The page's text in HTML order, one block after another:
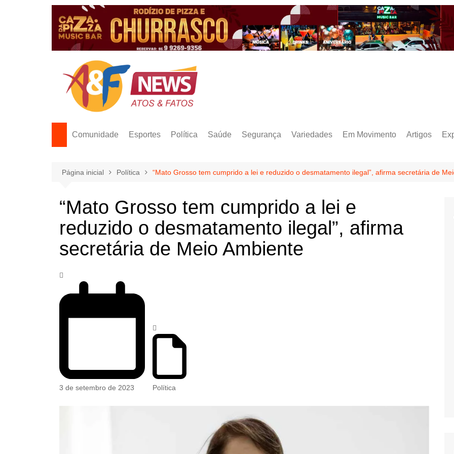
Comunidade Esportes Política Saúde Segurança Variedades Em Movimento Artigos
Página inicial Política “Mato Grosso tem cumprido a lei e reduzido o desmatamento ilegal”, afirma secretária de
“Mato Grosso tem cumprido a lei e
reduzido o desmatamento ilegal”, afirma
secretária de Meio Ambiente
3 de setembro de 2023 Política